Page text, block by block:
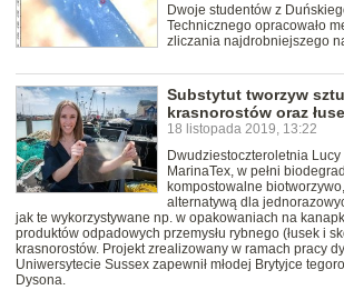
Dwoje studentów z
Technicznego opracowało
zliczania najdrobniejszego
Substytut tworzyw
krasnorostów oraz
18 listopada 2019, 13:22
Dwudziestoczteroletnia
MarinaTex, w pełni
kompostowalne
alternatywą dla
jak te wykorzystywane np. w opakowaniach na
produktów odpadowych przemysłu rybnego (łusek i
krasnorostów. Projekt zrealizowany w ramach pracy
Uniwersytecie Sussex zapewnił młodej Brytyjce
Dysona.